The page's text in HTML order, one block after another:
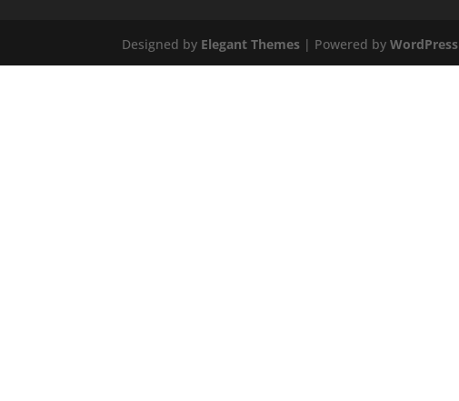
Designed by Elegant Themes | Powered byWordPress